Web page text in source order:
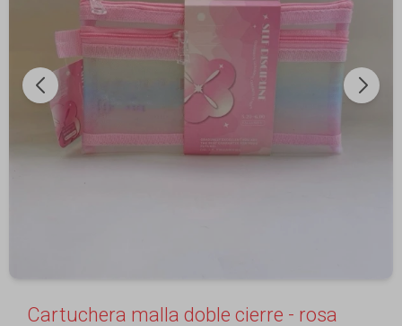
Cartuchera malla doble cierre - rosa